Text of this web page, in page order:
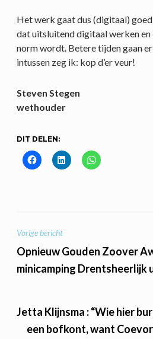
Het werk gaat dus (digitaal)
dat uitsluitend digitaal werken
norm wordt. Betere tijden gaan
intussen zeg ik: kop d’er veur!
Steven Stegen
wethouder
DIT DELEN:
BERICHT
NAVIGATIE
Vorige bericht
Opnieuw Gouden Zoover
minicamping Drentsheerlijk
Jetta Klijnsma : “Wie hier
een bofkont, want